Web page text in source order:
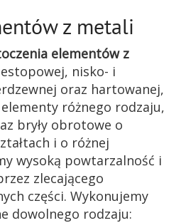
z metali
elementów z
nisko- i
oraz hartowanej,
różnego rodzaju,
bryły obrotowe o
i o różnej
wysoką powtarzalność i
zlecającego
części. Wykonujemy
dowolnego rodzaju: